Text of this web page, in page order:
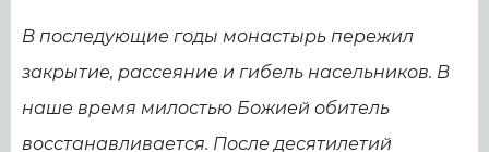
В последующие годы монастырь пережил
закрытие, рассеяние и гибель насельников. В
наше время милостью Божией обитель
восстанавливается. После десятилетий